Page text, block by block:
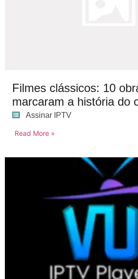
Filmes clássicos: 10
marcaram a história do
Assinar IPTV
Read More »